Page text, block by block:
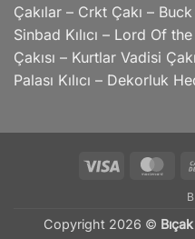
Çakılar – Crkt Çakı –
Sinbad Kılıcı – Lord Of
Çakısı – Kurtlar Vadisi
Palası Kılıcı – Dekorluk
Visa
Copyright 2026 ©